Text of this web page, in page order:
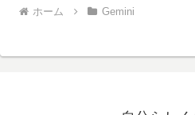
ホーム Gemini